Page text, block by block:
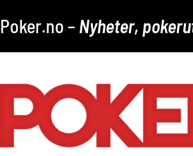
Poker.no – Nyheter,